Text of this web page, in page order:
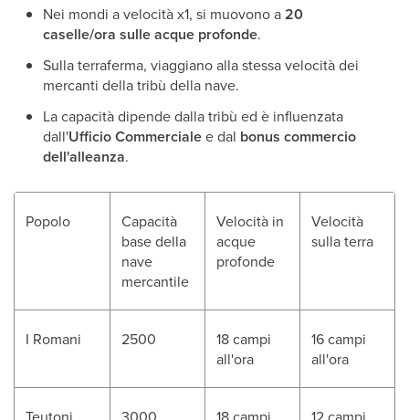
Nei mondi a velocità x1, si muovono a20
caselle/ora sulle acque profonde.
Sulla terraferma, viaggiano alla stessa velocità dei
mercanti della tribù della nave.
La capacità dipende dalla tribù ed è influenzata
dall'Ufficio Commercialee dal bonus commercio
dell'alleanza.
Popolo
Capacità
base della
nave
mercantile
Velocità in
acque
profonde
Velocità
sulla terra
I Romani 2500
18 campi
all'ora
16 campi
all'ora